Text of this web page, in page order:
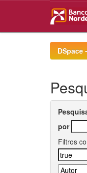
DSpace
por
Filtros